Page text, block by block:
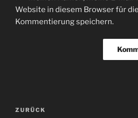
Website in diesem Browser für
Kommentierung speichern.
Beitrags-
Vorheriger
ZURÜCK